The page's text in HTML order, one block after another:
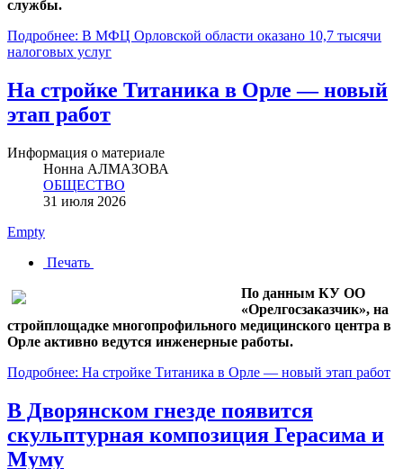
службы.
Подробнее: В МФЦ Орловской области оказано 10,7 тысячи
налоговых услуг
На стройке Титаника в Орле — новый
этап работ
Информация о материале
Нонна АЛМАЗОВА
ОБЩЕСТВО
31 июля 2026
Empty
Печать
По данным КУ ОО
«Орелгосзаказчик», на
стройплощадке многопрофильного медицинского центра в
Орле активно ведутся инженерные работы.
Подробнее: На стройке Титаника в Орле — новый этап работ
В Дворянском гнезде появится
скульптурная композиция Герасима и
Муму